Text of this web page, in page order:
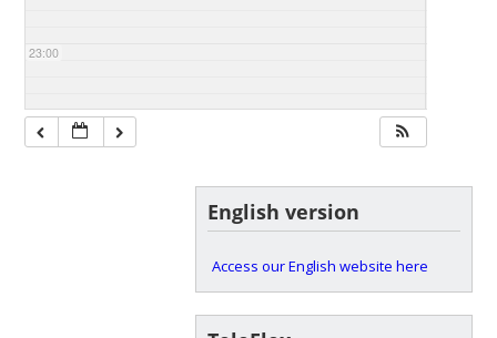
23:00
English version
Access our English website here